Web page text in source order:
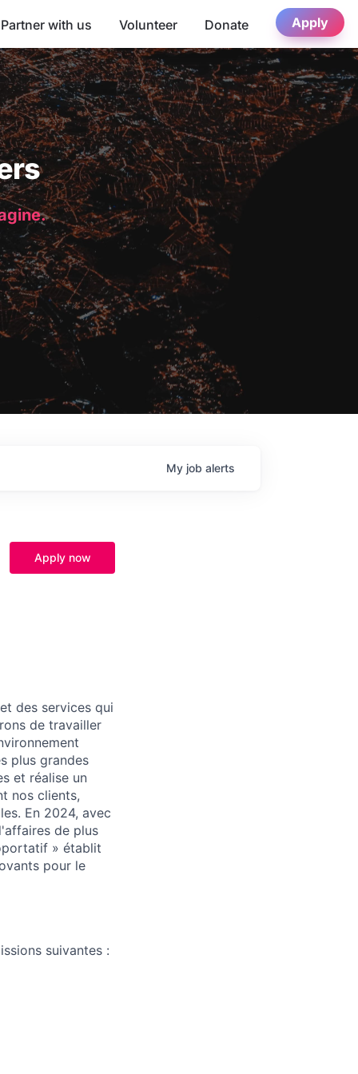
Partner with us Volunteer Donate Apply
My job alerts
Apply now
des services qui
de travailler
plus grandes
et réalise un
nos clients,
En 2024, avec
de plus
» établit
pour le
suivantes :